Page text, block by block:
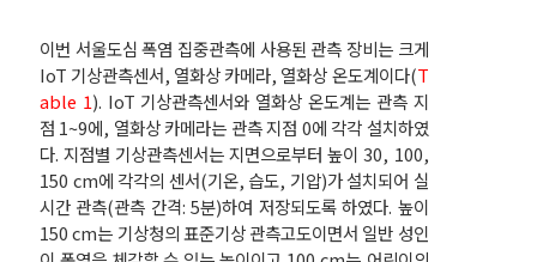
이번 서울도심 폭염 집중관측에 사용된 관측 장비는 크게
IoT 기상관측센서, 열화상 카메라, 열화상 온도계이다(T
able 1). IoT 기상관측센서와 열화상 온도계는 관측 지
점 1~9에, 열화상 카메라는 관측 지점 0에 각각 설치하였
다. 지점별 기상관측센서는 지면으로부터 높이 30, 100,
150 cm에 각각의 센서(기온, 습도, 기압)가 설치되어 실
시간 관측(관측 간격: 5분)하여 저장되도록 하였다. 높이
150 cm는 기상청의 표준기상 관측고도이면서 일반 성인